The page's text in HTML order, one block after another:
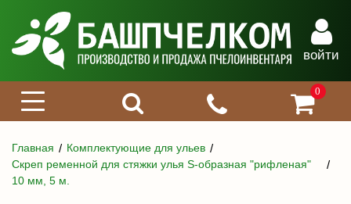
войти
0
Главная
Комплектующие для ульев
Скреп ременной для стяжки улья S-образная "рифленая"
10 мм, 5 м.